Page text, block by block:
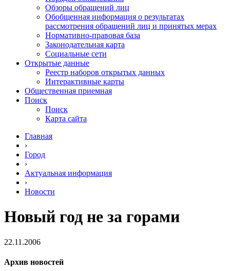
Обзоры обращений лиц
Обобщенная информация о результатах
рассмотрения обращений лиц и принятых мерах
Нормативно-правовая база
Законодательная карта
Социальные сети
Открытые данные
Реестр наборов открытых данных
Интерактивные карты
Общественная приемная
Поиск
Поиск
Карта сайта
Главная
›
Город
›
Актуальная информация
›
Новости
Новый год не за горами
22.11.2006
Архив новостей